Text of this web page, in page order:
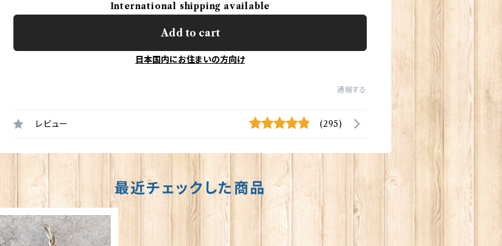
International shipping available
Add to cart
日本国内にお住まいの方向け
通報する
レビュー (295)
最近チェックした商品